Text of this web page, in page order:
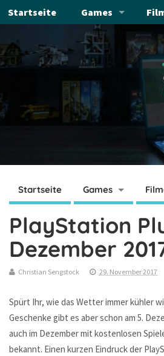
Startseite Games
Startseite Games
PlayStation
Dezember
Christian Sengstock 29. November 2017
Spürt Ihr, wie das Wetter immer kühler
Geschenke gibt es aber schon am 5.
auch im Dezember mit kostenlosen
bekannt. Einen kurzen Eindruck der